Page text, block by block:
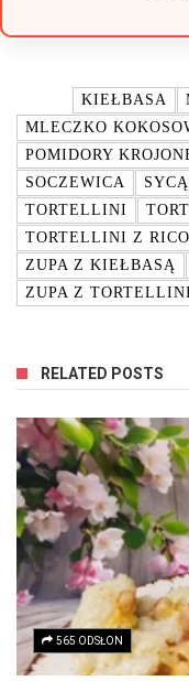
KIEŁBASA
MLECZKO
POMIDORY
SOCZEWICA
TORTELLINI
TORTELLINI Z
ZUPA Z KIEŁBASĄ
ZUPA Z TORTELLINI
RELATED POSTS
565 ODSŁON